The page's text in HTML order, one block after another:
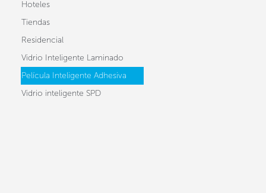
Hoteles
Tiendas
Residencial
Vidrio Inteligente Laminado
Película Inteligente Adhesiva
Vidrio inteligente SPD